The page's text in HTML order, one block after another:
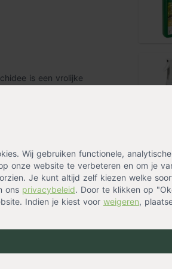
Wij gebruiken functionele,
onze website te verbeteren en om je
Je kunt altijd zelf kiezen welke
ons privacybeleid. Door te klikken op
Indien je kiest voor weigeren,
is een vrolijke
nudeachtige kleuren van de
met zijn vrolijke en stoere
en handgemaakte
in jouw huiskamer!